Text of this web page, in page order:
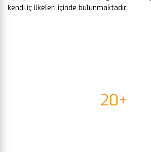
kendi iç ilkeleri içinde bulunmaktadır.
20+